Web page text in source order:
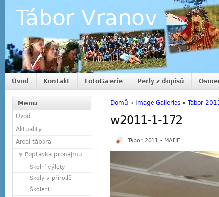
Tábor Vranov
Úvod Kontakt FotoGalerie Perly z dopisů
Menu
Úvod
Aktuality
Areál tábora
Poptávka pronájmu
Školní výlety
Školy v přírodě
Školení
Domů » Image Galleries » Tábor
w2011-1-172
Tábor 2011 - MAFIE